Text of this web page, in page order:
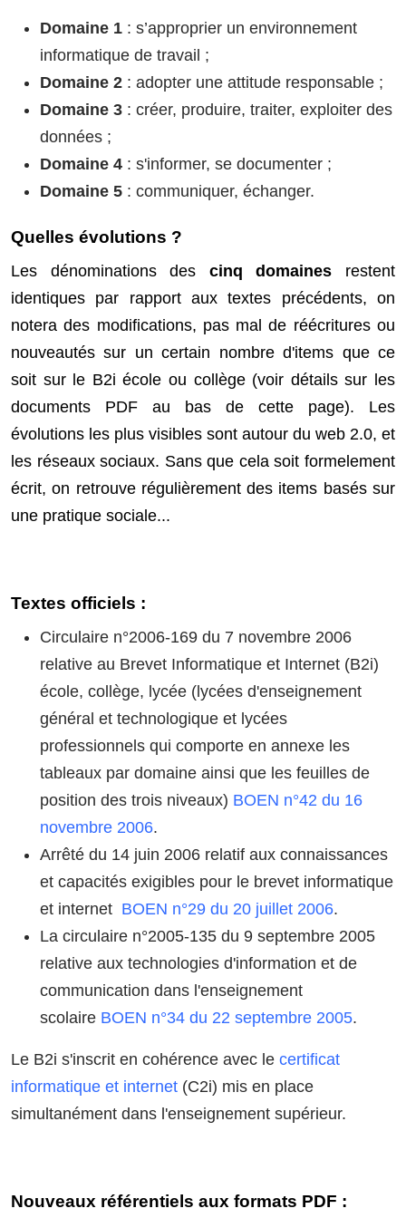
Domaine 1 : s’approprier un environnement
informatique de travail ;
Domaine 2 : adopter une attitude responsable ;
Domaine 3 : créer, produire, traiter, exploiter des
données ;
Domaine 4 : s'informer, se documenter ;
Domaine 5 : communiquer, échanger.
Quelles évolutions ?
Les dénominations des cinq domaines restent
identiques par rapport aux textes précédents, on
notera des modifications, pas mal de réécritures ou
nouveautés sur un certain nombre d'items que ce
soit sur le B2i école ou collège (voir détails sur les
documents PDF au bas de cette page). Les
évolutions les plus visibles sont autour du web 2.0, et
les réseaux sociaux. Sans que cela soit formelement
écrit, on retrouve régulièrement des items basés sur
une pratique sociale...
Textes officiels :
Circulaire n°2006-169 du 7 novembre 2006
relative au Brevet Informatique et Internet (B2i)
école, collège, lycée (lycées d'enseignement
général et technologique et lycées
professionnels qui comporte en annexe les
tableaux par domaine ainsi que les feuilles de
position des trois niveaux) BOEN n°42 du 16
novembre 2006.
Arrêté du 14 juin 2006 relatif aux connaissances
et capacités exigibles pour le brevet informatique
et internet BOEN n°29 du 20 juillet 2006.
La circulaire n°2005-135 du 9 septembre 2005
relative aux technologies d'information et de
communication dans l'enseignement
scolaire BOEN n°34 du 22 septembre 2005.
Le B2i s'inscrit en cohérence avec le certificat
informatique et internet (C2i) mis en place
simultanément dans l'enseignement supérieur.
Nouveaux référentiels aux formats PDF :